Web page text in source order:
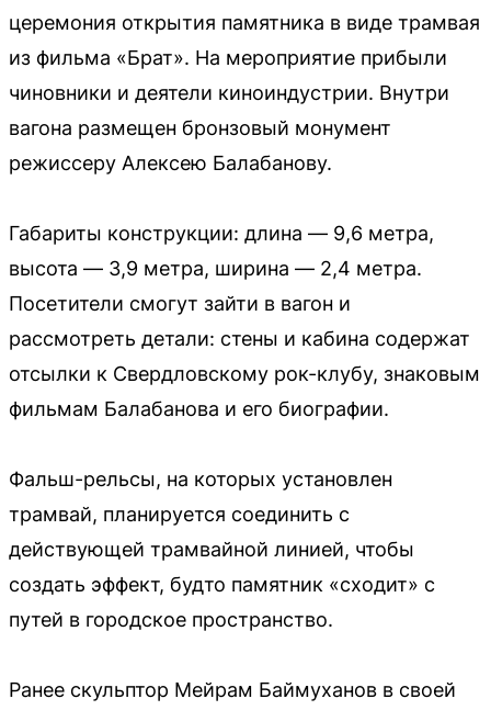
церемония открытия памятника в виде трамвая
из фильма «Брат». На мероприятие прибыли
чиновники и деятели киноиндустрии. Внутри
вагона размещен бронзовый монумент
режиссеру Алексею Балабанову.
Габариты конструкции: длина — 9,6 метра,
высота — 3,9 метра, ширина — 2,4 метра.
Посетители смогут зайти в вагон и
рассмотреть детали: стены и кабина содержат
отсылки к Свердловскому рок-клубу, знаковым
фильмам Балабанова и его биографии.
Фальш-рельсы, на которых установлен
трамвай, планируется соединить с
действующей трамвайной линией, чтобы
создать эффект, будто памятник «сходит» с
путей в городское пространство.
Ранее скульптор Мейрам Баймуханов в своей